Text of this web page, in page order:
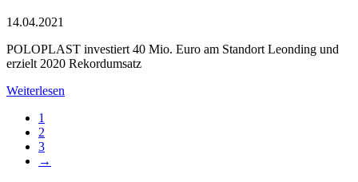
14.04.2021
POLOPLAST investiert 40 Mio. Euro am Standort Leonding und
erzielt 2020 Rekordumsatz
Weiterlesen
1
2
3
→